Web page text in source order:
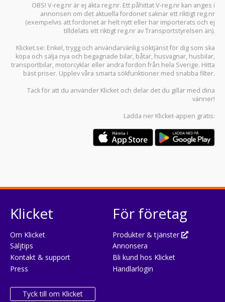
OBS! V-reg.nr är ej äkta reg.nr. Ett påhittat V-reg.nr kan anges i
annonsen om det aktuella fordonet saknar ett riktigt reg.nr
(exempelvis att fordonet är helt nytt eller har importerats och ej
tilldelats ett riktigt reg.nr av Transportstyrelsen än).
Klicket.se: Enkel, trygg och användarvänlig söktjänst för dig som ska
köpa och sälja nya och begagnade bilar, båtar, husvagnar, husbilar,
transportbilar, motorcyklar eller andra fordon från hela Sverige. Hitta
bäst priser. Upplev våra smarta sökfunktioner med snabba filter.
Tack för att du använder Klicket och delar det du gillar med dina
vänner!
Ladda ner Klicket-appen gratis:
Klicket
Om Klicket
Säljtips
Kontakt & support
Press
Tyck till om Klicket
För företag
Produkter & tjänster
Annonsera
Bli kund hos Klicket
Handlarlogin